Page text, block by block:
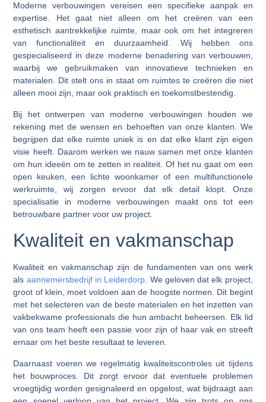
Moderne verbouwingen vereisen een specifieke aanpak en
expertise. Het gaat niet alleen om het creëren van een
esthetisch aantrekkelijke ruimte, maar ook om het integreren
van functionaliteit en duurzaamheid. Wij hebben ons
gespecialiseerd in deze moderne benadering van verbouwen,
waarbij we gebruikmaken van innovatieve technieken en
materialen. Dit stelt ons in staat om ruimtes te creëren die niet
alleen mooi zijn, maar ook praktisch en toekomstbestendig.
Bij het ontwerpen van moderne verbouwingen houden we
rekening met de wensen en behoeften van onze klanten. We
begrijpen dat elke ruimte uniek is en dat elke klant zijn eigen
visie heeft. Daarom werken we nauw samen met onze klanten
om hun ideeën om te zetten in realiteit. Of het nu gaat om een
open keuken, een lichte woonkamer of een multifunctionele
werkruimte, wij zorgen ervoor dat elk detail klopt. Onze
specialisatie in moderne verbouwingen maakt ons tot een
betrouwbare partner voor uw project.
Kwaliteit en vakmanschap
Kwaliteit en vakmanschap zijn de fundamenten van ons werk
als aannemersbedrijf in Leiderdorp . We geloven dat elk project,
groot of klein, moet voldoen aan de hoogste normen. Dit begint
met het selecteren van de beste materialen en het inzetten van
vakbekwame professionals die hun ambacht beheersen. Elk lid
van ons team heeft een passie voor zijn of haar vak en streeft
ernaar om het beste resultaat te leveren.
Daarnaast voeren we regelmatig kwaliteitscontroles uit tijdens
het bouwproces. Dit zorgt ervoor dat eventuele problemen
vroegtijdig worden gesignaleerd en opgelost, wat bijdraagt aan